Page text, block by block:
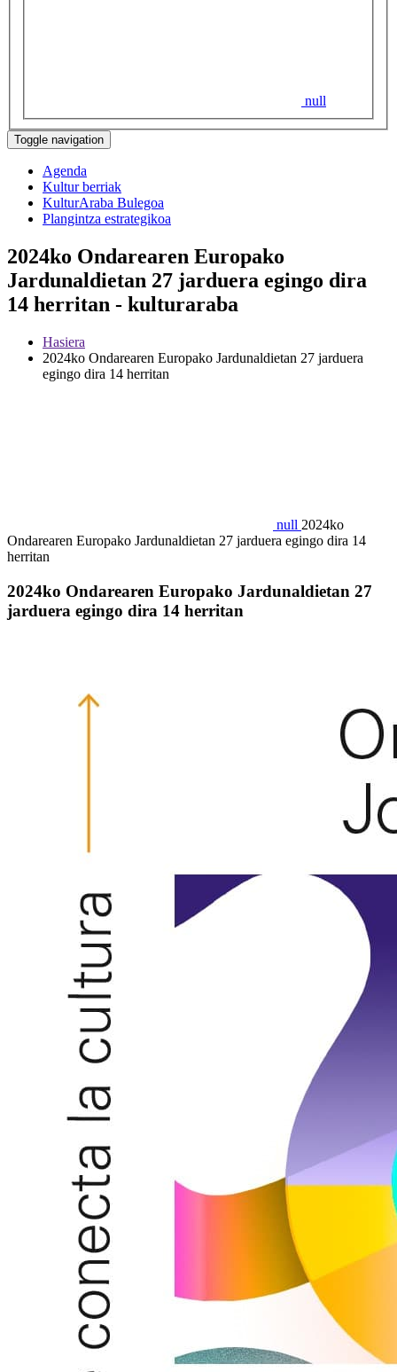
null
Toggle navigation
Agenda
Kultur berriak
KulturAraba Bulegoa
Plangintza estrategikoa
2024ko Ondarearen Europako
Jardunaldietan 27 jarduera egingo dira
14 herritan - kulturaraba
Hasiera
2024ko Ondarearen Europako Jardunaldietan 27 jarduera
egingo dira 14 herritan
null 2024ko
Ondarearen Europako Jardunaldietan 27 jarduera egingo dira 14
herritan
2024ko Ondarearen Europako Jardunaldietan 27
jarduera egingo dira 14 herritan